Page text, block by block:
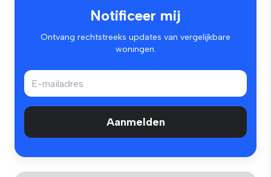
Notificeer mij
Ontvang rechtstreeks updates van vergelijkbare
woningen.
Aanmelden